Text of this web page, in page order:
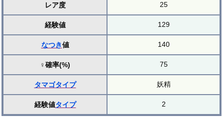
レア度 25
経験値 129
なつき値 140
♀確率(%) 75
タマゴタイプ 妖精
経験値タイプ 2